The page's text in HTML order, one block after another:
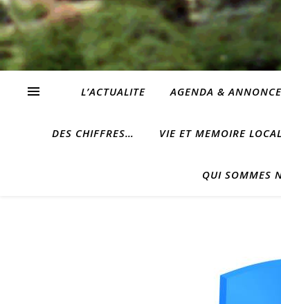
L’ACTUALITE AGENDA &
DES CHIFFRES… VIE ET MEMOIRE
QUI SOMMES